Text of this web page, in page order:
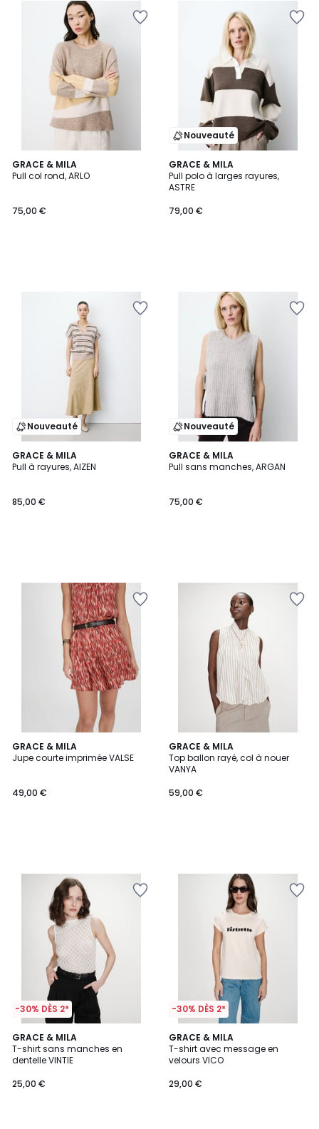
GRACE & MILA
Pull col rond, ARLO
75,00 €
Nouveauté
GRACE & MILA
Pull polo à larges rayures,
ASTRE
79,00 €
Nouveauté
GRACE & MILA
Pull à rayures, AIZEN
85,00 €
Nouveauté
GRACE & MILA
Pull sans manches, ARGAN
75,00 €
GRACE & MILA
Jupe courte imprimée VALSE
49,00 €
GRACE & MILA
Top ballon rayé, col à nouer
VANYA
59,00 €
-30% DÈS 2*
GRACE & MILA
T-shirt sans manches en
dentelle VINTIE
25,00 €
-30% DÈS 2*
GRACE & MILA
T-shirt avec message en
velours VICO
29,00 €
4,7
/ 5